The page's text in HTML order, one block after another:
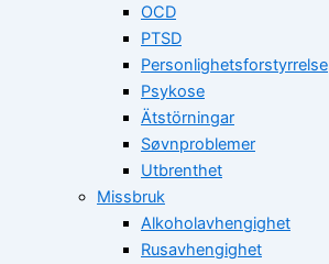
OCD
PTSD
Personlighetsforstyrrelse
Psykose
Ätstörningar
Søvnproblemer
Utbrenthet
Missbruk
Alkoholavhengighet
Rusavhengighet